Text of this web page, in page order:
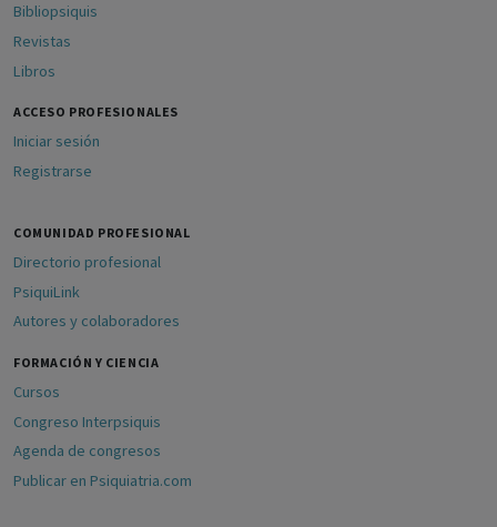
Bibliopsiquis
Revistas
Libros
ACCESO PROFESIONALES
Iniciar sesión
Registrarse
COMUNIDAD PROFESIONAL
Directorio profesional
PsiquiLink
Autores y colaboradores
FORMACIÓN Y CIENCIA
Cursos
Congreso Interpsiquis
Agenda de congresos
Publicar en Psiquiatria.com